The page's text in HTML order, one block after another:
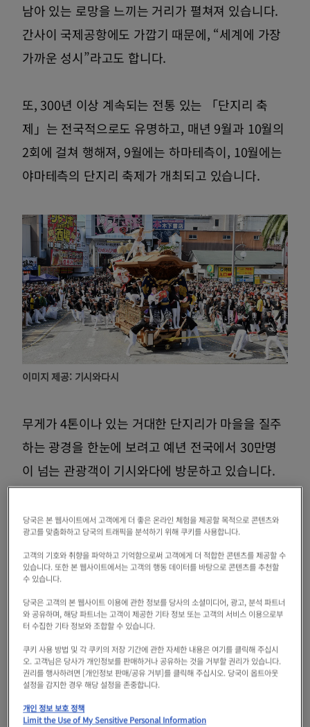
남아 있는 로망을 느끼는 거리가 펼쳐져 있습니다.
간사이 국제공항에도 가깝기 때문에, “세계에 가장
가까운 성시”라고도 합니다.
또, 300년 이상 계속되는 전통 있는 「단지리 축
제」는 전국적으로도 유명하고, 매년 9월과 10월의
2회에 걸쳐 행해져, 9월에는 하마테측이, 10월에는
야마테측의 단지리 축제가 개최되고 있습니다.
이미지 제공: 기시와다시
무게가 4톤이나 있는 거대한 단지리가 마을을 질주
하는 광경을 한눈에 보려고 예년 전국에서 30만명
이 넘는 관광객이 기시와다에 방문하고 있습니다.
그런 기시와다를 이번 방문한 것은 홍콩 출신의 톤
씨와 아내 후지코씨. 결혼하고 1년의 신혼으로, 둘
다 모여 기시와다에 방문하는 것은 처음!
관광 가이드로서는 일하는 톤씨도 흥미진진한 기시
와다 산책을 통해 마을의 매력을 소개합니다.
이번 체험자
톤씨
당국은 본 웹사이트에서 고객에게 더 좋은 온라인 체험을 제공할 목적으로 콘텐츠와
광고를 맞춤화하고 당국의 트래픽을 분석하기 위해 쿠키를 사용합니다.
고객의 기호와 취향을 파악하고 기억함으로써 고객에게 더 적합한 콘텐츠를 제공할 수
있습니다. 또한 본 웹사이트에서는 고객의 행동 데이터를 바탕으로 콘텐츠를 추천할
수 있습니다.
당국은 고객의 본 웹사이트 이용에 관한 정보를 당사의 소셜미디어, 광고, 분석 파트너
와 공유하며, 해당 파트너는 고객이 제공한 기타 정보 또는 고객의 서비스 이용으로부
터 수집한 기타 정보와 조합할 수 있습니다.
쿠키 사용 방법 및 각 쿠키의 저장 기간에 관한 자세한 내용은 여기를 클릭해 주십시
오. 고객님은 당사가 개인정보를 판매하거나 공유하는 것을 거부할 권리가 있습니다.
권리를 행사하려면 [개인정보 판매/공유 거부]를 클릭해 주십시오. 당국이 옵트아웃
설정을 감지한 경우 해당 설정을 존중합니다.
개인 정보 보호 정책
Limit the Use of My Sensitive Personal Information